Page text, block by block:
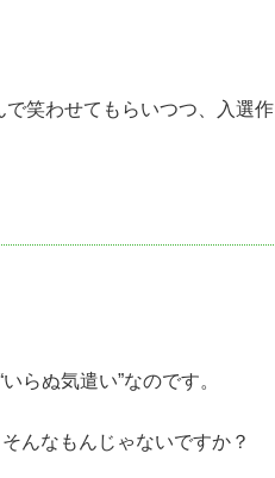
笑わせてもらいつつ、入選作
ぬ気遣い”なのです。
んなもんじゃないですか？